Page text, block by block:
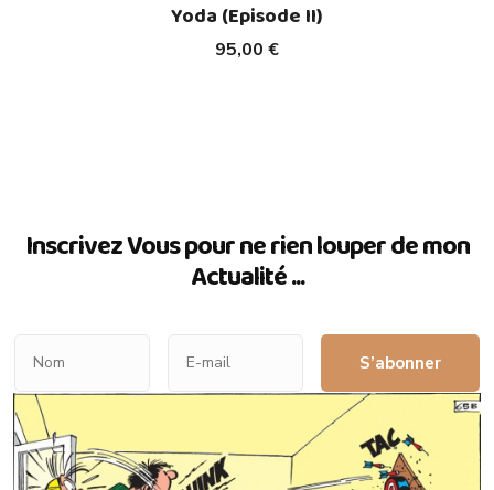
95,00 €
Yoda (Episode II)
Inscrivez Vous pour ne rien louper de mon
Actualité ...
S’abonner